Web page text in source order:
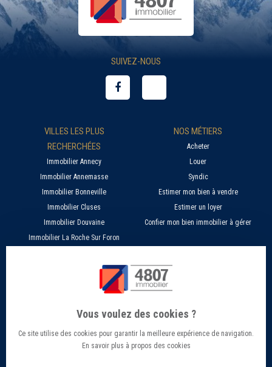
SUIVEZ-NOUS
VILLES LES PLUS
RECHERCHÉES
Immobilier Annecy
Immobilier Annemasse
Immobilier Bonneville
Immobilier Cluses
Immobilier Douvaine
Immobilier La Roche Sur Foron
NOS MÉTIERS
Acheter
Louer
Syndic
Estimer mon bien à vendre
Estimer un loyer
Confier mon bien immobilier à gérer
Nos agences 4807
Barème Transaction immobilière
SERVICES EN LIGNE
Estimer mon bien immobilier en ligne
Candidature location
Offres d’emploi - Recrutement
Vous voulez des cookies ?
Ce site utilise des cookies pour garantir la meilleure expérience de navigation.
En savoir plus à propos des cookies